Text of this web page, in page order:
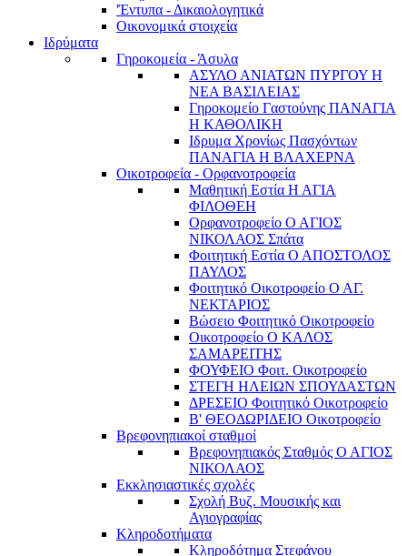
'Έντυπα - Δικαιολογητικά
Οικονομικά στοιχεία
Ιδρύματα
Γηροκομεία - Άσυλα
ΑΣΥΛΟ ΑΝΙΑΤΩΝ ΠΥΡΓΟΥ Η
ΝΕΑ ΒΑΣΙΛΕΙΑΣ
Γηροκομείο Γαστούνης ΠΑΝΑΓΙΑ
Η ΚΑΘΟΛΙΚΗ
Ιδρυμα Χρονίως Πασχόντων
ΠΑΝΑΓΙΑ Η ΒΛΑΧΕΡΝΑ
Οικοτροφεία - Ορφανοτροφεία
Μαθητική Εστία Η ΑΓΙΑ
ΦΙΛΟΘΕΗ
Ορφανοτροφείο Ο ΑΓΙΟΣ
ΝΙΚΟΛΑΟΣ Σπάτα
Φοιτητική Εστία Ο ΑΠΟΣΤΟΛΟΣ
ΠΑΥΛΟΣ
Φοιτητικό Οικοτροφείο Ο ΑΓ.
ΝΕΚΤΑΡΙΟΣ
Βώσειο Φοιτητικό Οικοτροφείο
Οικοτροφείο Ο ΚΑΛΟΣ
ΣΑΜΑΡΕΙΤΗΣ
ΦΟΥΦΕΙΟ Φοιτ. Οικοτροφείο
ΣΤΕΓΗ ΗΛΕΙΩΝ ΣΠΟΥΔΑΣΤΩΝ
ΔΡΕΣΕΙΟ Φοιτητικό Οικοτροφείο
Β' ΘΕΟΔΩΡΙΔΕΙΟ Οικοτροφείο
Βρεφονηπιακοί σταθμοί
Βρεφονηπιακός Σταθμός Ο ΑΓΙΟΣ
ΝΙΚΟΛΑΟΣ
Εκκλησιαστικές σχολές
Σχολή Βυζ. Μουσικής και
Αγιογραφίας
Κληροδοτήματα
Κληροδότημα Στεφάνου